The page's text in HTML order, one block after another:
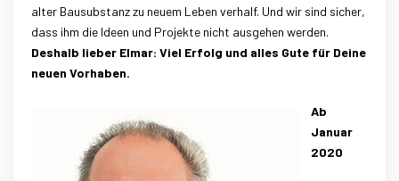
alter Bausubstanz zu neuem Leben verhalf. Und wir sind sicher,
dass ihm die Ideen und Projekte nicht ausgehen werden.
Deshalb lieber Elmar: Viel Erfolg und alles Gute für Deine
neuen Vorhaben.
Ab
Januar
2020